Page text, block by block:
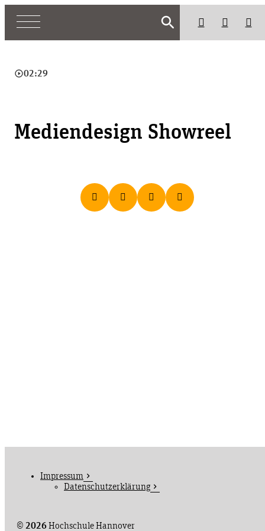
search
play_circle_outline02:29
Mediendesign Showreel
© 2026Hochschule Hannover
Impressum
Datenschutzerklärung